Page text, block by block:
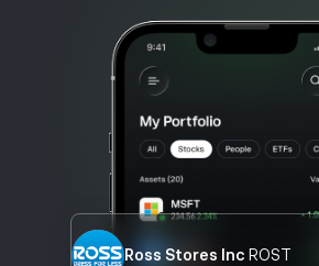
Ross Stores Inc ROST